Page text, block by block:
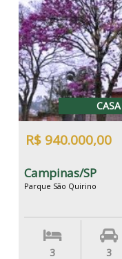
CASA
R$ 940.000,00
Campinas/SP
Parque São Quirino
3 3